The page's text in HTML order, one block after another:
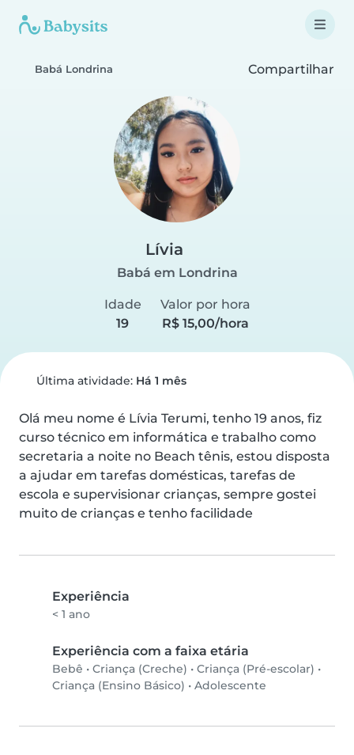
Babá Londrina Compartilhar
Lívia
Babá em Londrina
Idade
19
Valor por hora
R$ 15,00/hora
Última atividade: Há 1 mês
Olá meu nome é Lívia Terumi, tenho 19 anos, fiz
curso técnico em informática e trabalho como
secretaria a noite no Beach tênis, estou disposta
a ajudar em tarefas domésticas, tarefas de
escola e supervisionar crianças, sempre gostei
muito de crianças e tenho facilidade
Experiência
< 1 ano
Experiência com a faixa etária
Bebê • Criança (Creche) • Criança (Pré-escolar) •
Criança (Ensino Básico) • Adolescente